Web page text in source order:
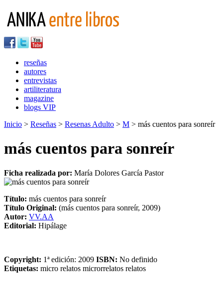
reseñas
autores
entrevistas
artiliteratura
magazine
blogs VIP
Inicio > Reseñas > Resenas Adulto > M > más cuentos para sonreír
más cuentos para sonreír
Ficha realizada por: María Dolores García Pastor
Título: más cuentos para sonreír
Título Original: (más cuentos para sonreír, 2009)
Autor: VV.AA
Editorial: Hipálage
Copyright: 1ª edición: 2009 ISBN: No definido
Etiquetas: micro relatos microrrelatos relatos